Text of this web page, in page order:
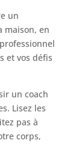
un
maison, en
et vos défis
un coach
Lisez les
pas à
corps,